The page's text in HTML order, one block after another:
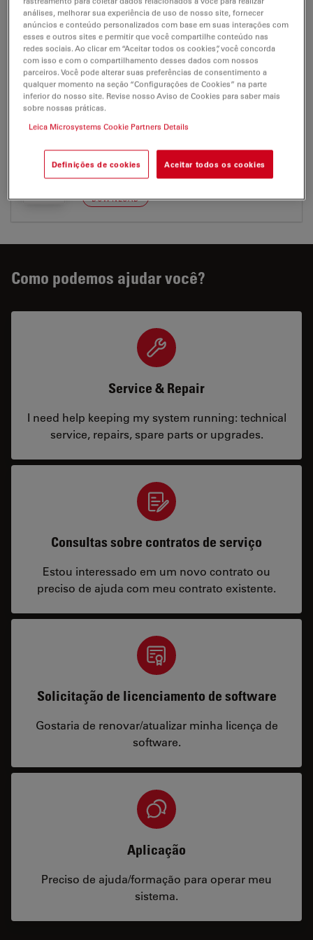
Certificados
DMI3000 M
CERTIFICADOS
EC DoC LAB DMI3000 M
Jul 27, 2026 PDF, 170 KB
DOWNLOAD
Como podemos ajudar você?
Service & Repair
I need help keeping my system running: technical
service, repairs, spare parts or upgrades.
Consultas sobre contratos de serviço
Estou interessado em um novo contrato ou
preciso de ajuda com meu contrato existente.
Solicitação de licenciamento de software
Gostaria de renovar/atualizar minha licença de
software.
Aplicação
Preciso de ajuda/formação para operar meu
sistema.
análises, melhorar sua experiência de uso de nosso site, fornecer
anúncios e conteúdo personalizados com base em suas interações com
esses e outros sites e permitir que você compartilhe conteúdo nas
redes sociais. Ao clicar em “Aceitar todos os cookies”, você concorda
com isso e com o compartilhamento desses dados com nossos
parceiros. Você pode alterar suas preferências de consentimento a
qualquer momento na seção “Configurações de Cookies” na parte
inferior do nosso site. Revise nosso Aviso de Cookies para saber mais
sobre nossas práticas.
Leica Microsystems Cookie Partners Details
Definições de cookies Aceitar todos os cookies